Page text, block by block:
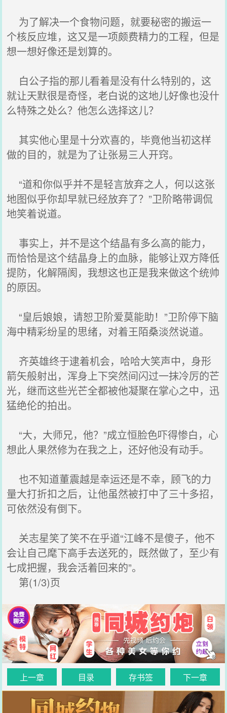
为了解决一个食物问题，就要秘密的搬运一
个核反应堆，这又是一项颇费精力的工程，但是
想一想好像还是划算的。
白公子指的那儿看着是没有什么特别的，这
就让天默很是奇怪，老白说的这地儿好像也没什
么特殊之处么？他怎么选择这儿？
其实他心里是十分欢喜的，毕竟他当初这样
做的目的，就是为了让张易三人开窍。
“道和你似乎并不是轻言放弃之人，何以这张
地图似乎你却早就已经放弃了？”卫阶略带调侃
地笑着说道。
事实上，并不是这个结晶有多么高的能力，
而恰恰是这个结晶身上的血脉，能够让双方降低
提防，化解隔阂，我想这也正是我来做这个统帅
的原因。
“皇后娘娘，请恕卫阶爱莫能助！”卫阶停下脑
海中精彩纷呈的思绪，对着王陌桑淡然说道。
齐英雄终于逮着机会，哈哈大笑声中，身形
箭矢般射出，浑身上下突然间闪过一抹冷厉的芒
光，继而这些光芒全都被他凝聚在掌心之中，迅
猛绝伦的拍出。
“大，大师兄，他？”成立恒脸色吓得惨白，心
想此人果然修为在我之上，还好他没有动手。
也不知道董震越是幸运还是不幸，顾飞的力
量大打折扣之后，让他虽然被打中了三十多招，
可依然没有倒下。
关志星笑了笑不在乎道“江峰不是傻子，他不
会让自己麾下高手去送死的，既然做了，至少有
七成把握，我会活着回来的”。
第(1/3)页
上一章 目录 存书签 下一章